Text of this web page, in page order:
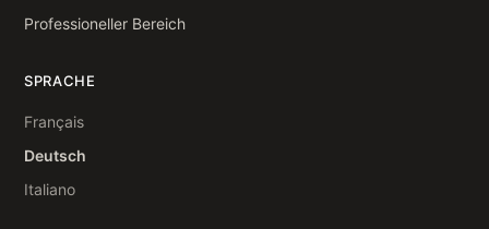
Professioneller Bereich
SPRACHE
Français
Deutsch
Italiano